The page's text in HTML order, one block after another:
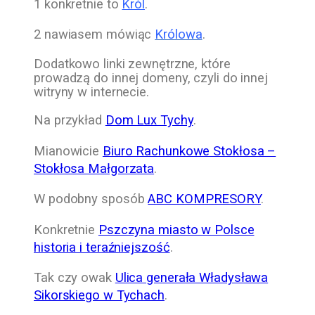
1 konkretnie to Król .
2 nawiasem mówiąc Królowa.
Dodatkowo linki zewnętrzne, które
prowadzą do innej domeny, czyli do innej
witryny w internecie.
Na przykład Dom Lux Tychy.
Mianowicie Biuro Rachunkowe Stokłosa –
Stokłosa Małgorzata.
W podobny sposóbABC KOMPRESORY.
Konkretnie Pszczyna miasto w Polsce
historia i teraźniejszość.
Tak czy owak Ulica generała Władysława
Sikorskiego w Tychach.